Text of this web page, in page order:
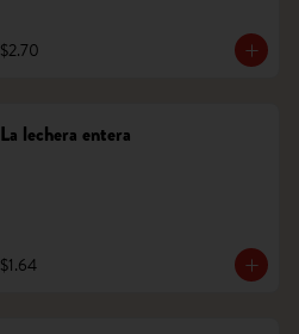
$2.70
La lechera entera
$1.64